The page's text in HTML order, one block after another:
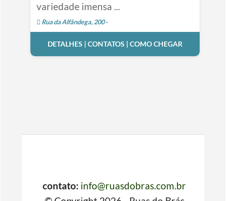
variedade imensa ...
Rua da Alfândega, 200 -
DETALHES | CONTATOS | COMO CHEGAR
contato: info@ruasdobras.com.br